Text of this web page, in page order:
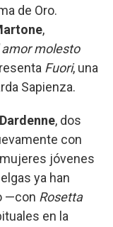
de Oro.
,
amor molesto
Fuori, una
Sapienza.
, dos
con
jóvenes
ya han
—con Rosetta
en la